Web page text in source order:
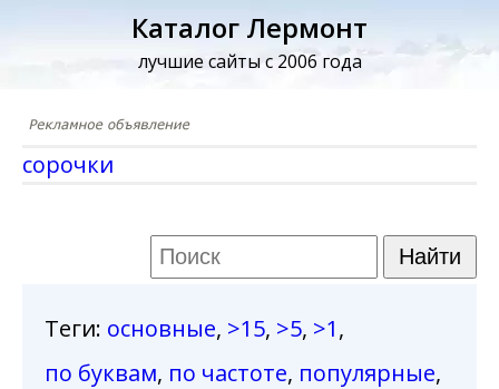
Каталог Лермонт
лучшие сайты с 2006 года
сорочки
Теги: основные, >15, >5, >1,
по буквам, по частоте, популярные,